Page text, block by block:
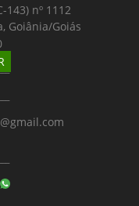
143) nº 1112
Goiânia/Goiás